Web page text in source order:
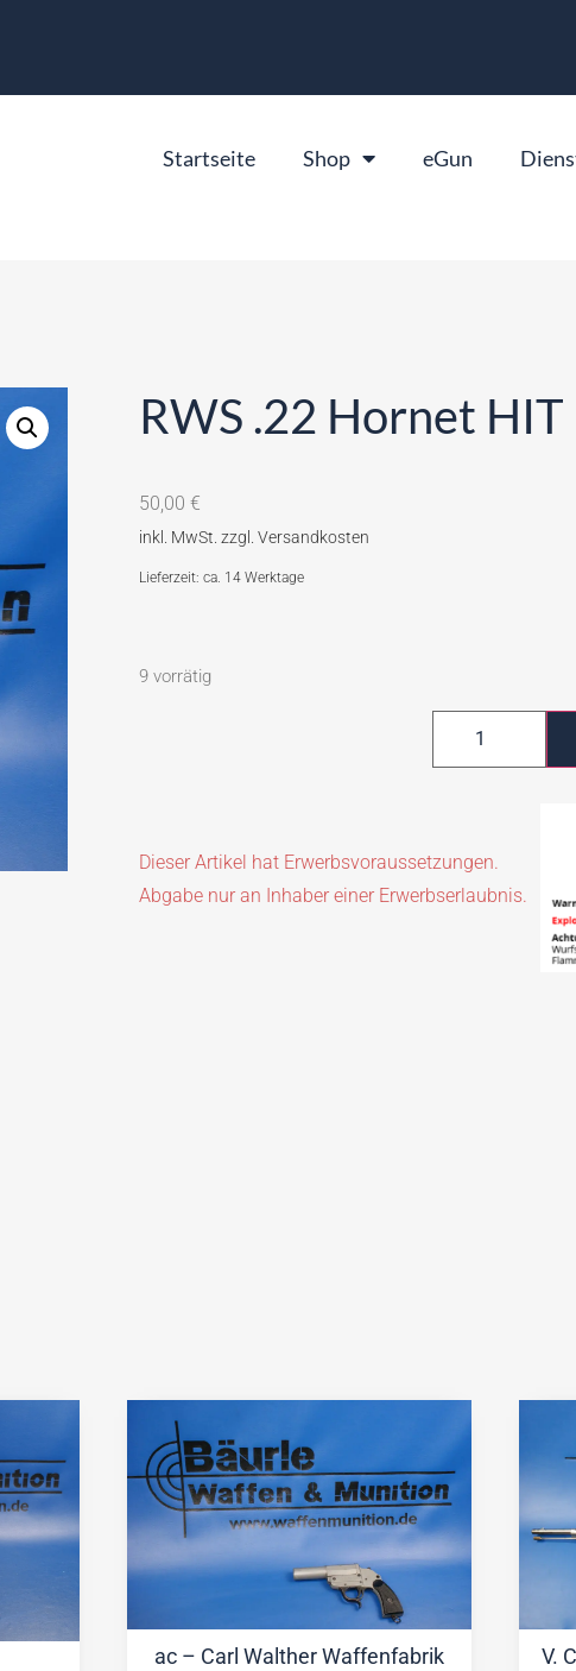
Startseite Shop eGun
RWS .22 Hornet
50,00 €
Lieferzeit: ca. 14 Werktage
9 vorrätig
Dieser Artikel hat Erwerbsvoraussetzungen.
Abgabe nur an Inhaber einer Erwerbserlaubnis.
ac – Carl Walther Waffenfabrik
V.